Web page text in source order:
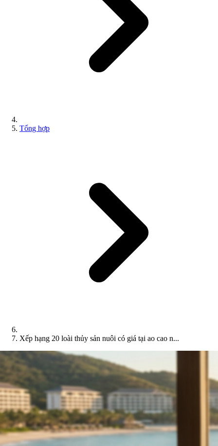
Tổng hợp
Xếp hạng 20 loài thủy sản nuôi có giá tại ao cao n...